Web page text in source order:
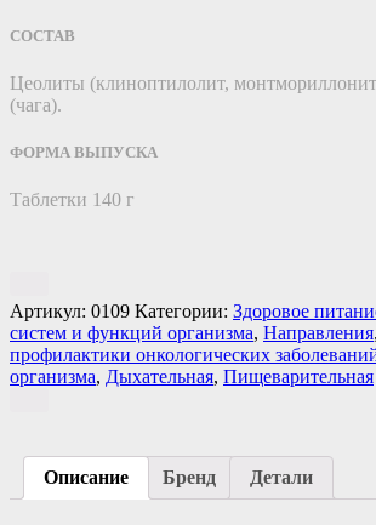
СОСТАВ
Цеолиты (клиноптилолит,
(чага).
ФОРМА ВЫПУСКА
Таблетки 140 г
Артикул: 0109 Категории: Здоровое
систем и функций организма, Направления,
профилактики онкологических
организма, Дыхательная, Пищеварительная
Описание Бренд Детали